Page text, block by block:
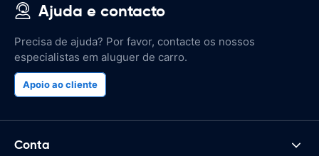
Ajuda e contacto
Precisa de ajuda? Por favor, contacte os nossos
especialistas em aluguer de carro.
Apoio ao cliente
Conta